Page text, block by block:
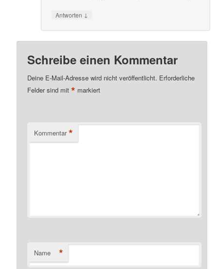
Antworten ↓
Schreibe einen Kommentar
Deine E-Mail-Adresse wird nicht veröffentlicht. Erforderliche
Felder sind mit* markiert
Kommentar *
Name *